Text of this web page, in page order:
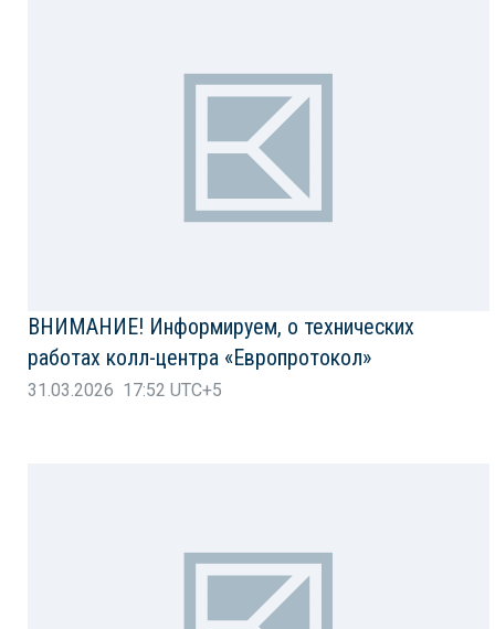
ВНИМАНИЕ! Информируем, о технических
работах колл-центра «Европротокол»
31.03.2026 17:52 UTC+5